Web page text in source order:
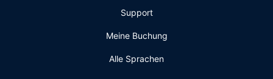
Support
Meine Buchung
Alle Sprachen